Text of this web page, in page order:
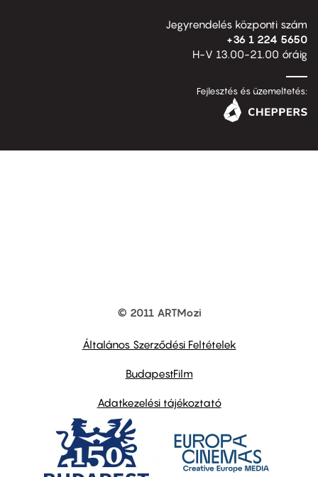
Jegyrendelés központi szám
+36 1 224 5650
H-V 13.00-21.00 óráig
Fejlesztés és üzemeltetés:
© 2011 ARTMozi
Általános Szerződési Feltételek
BudapestFilm
Adatkezelési tájékoztató